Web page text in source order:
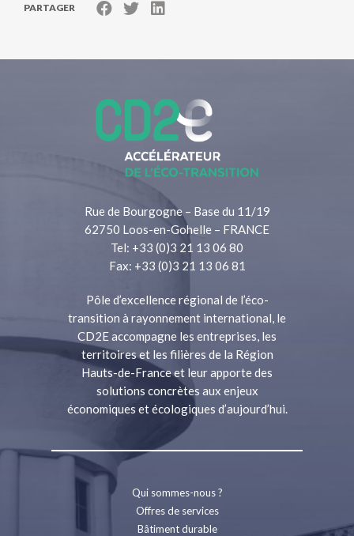
PARTAGER
Rue de Bourgogne – Base du 11/19
62750 Loos-en-Gohelle – FRANCE
Tel: +33 (0)3 21 13 06 80
Fax: +33 (0)3 21 13 06 81
Pôle d’excellence régional de l’éco-
transition à rayonnement international, le
CD2E accompagne les entreprises, les
territoires et les filières de la Région
Hauts-de-France et leur apporte des
solutions concrètes aux enjeux
économiques et écologiques d’aujourd’hui.
Qui sommes-nous ?
Offres de services
Bâtiment durable